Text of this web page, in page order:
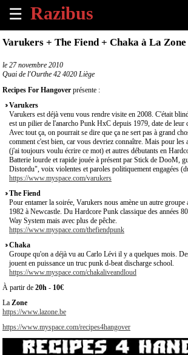
☰
×
Tous
évènements
à
venir
Annoncer
un
évènement
Contact
À
propos
Varukers + The Fiend + Chaka à La Zone
le 27 novembre 2010
Quai de l'Ourthe 42 4020 Liège
Recipes For Hangover présente :
Varukers
Varukers est déjà venu vous rendre visite en 2008. C'était
est un pilier de l'anarcho Punk HxC depuis 1979, date de leur
Avec tout ça, on pourrait se dire que ça ne sert pas à grand
comment c'est bien, car vous devriez connaître. Mais pour les
(j'ai toujours voulu écrire ce mot) et autres débutants en
Batterie lourde et rapide jouée à présent par Stick de DooM,
Distordu", voix violentes et paroles politiquement engagées
https://www.myspace.com/varukers
The Fiend
Pour entamer la soirée, Varukers nous amène un autre
1982 à Newcastle. Du Hardcore Punk classique des années
Way System mais avec plus de pêche.
https://www.myspace.com/thefiendpunk
Chaka
Groupe qu'on a déjà vu au Carlo Lévi il y a quelques mois.
jouent en puissance un truc punk d-beat discharge school.
https://www.myspace.com/chakaliveandloud
À partir de 20h - 10€
La Zone
https://www.lazone.be
https://www.myspace.com/recipes4hangover